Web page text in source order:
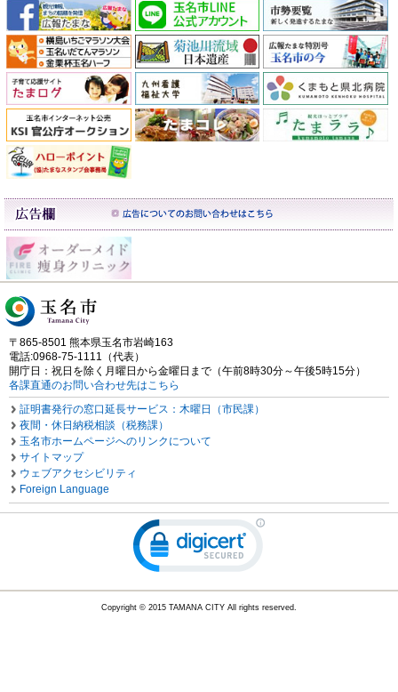
〒865-8501 熊本県玉名市岩崎163
電話:0968-75-1111（代表）
開庁日：祝日を除く月曜日から金曜日まで（午前8時30分～午後5時15分）
各課直通のお問い合わせ先はこちら
証明書発行の窓口延長サービス：木曜日（市民課）
夜間・休日納税相談（税務課）
玉名市ホームページへのリンクについて
サイトマップ
ウェブアクセシビリティ
Foreign Language
Copyright © 2015 TAMANA CITY All rights reserved.